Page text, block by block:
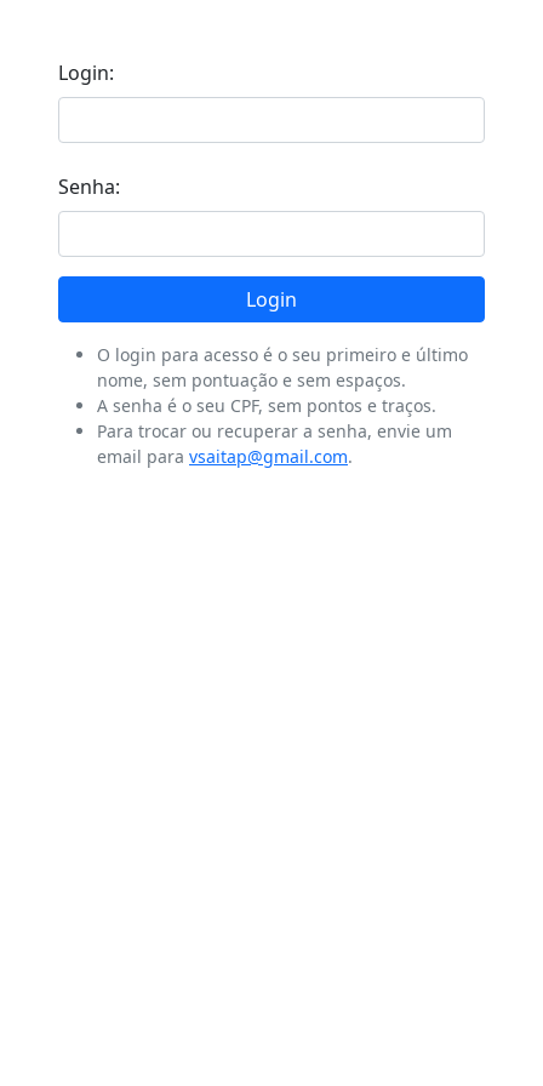
Login:
Senha:
Login
O login para acesso é o seu primeiro e último
nome, sem pontuação e sem espaços.
A senha é o seu CPF, sem pontos e traços.
Para trocar ou recuperar a senha, envie um
email para vsaitap@gmail.com.